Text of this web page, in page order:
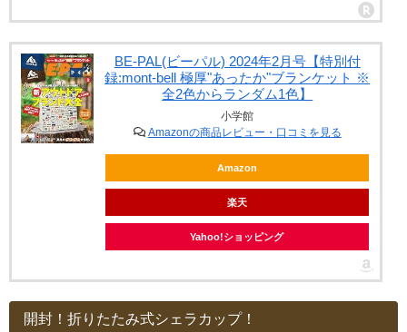
BE-PAL(ビーパル) 2024年2月号【特別付
録:mont-bell 極厚"あったか"ブランケット ※
全2色からランダム1色】
小学館
Amazonの商品レビュー・口コミを見る
Amazon
楽天
Yahoo!ショッピング
開封！折りたたみ式シェラカップ！